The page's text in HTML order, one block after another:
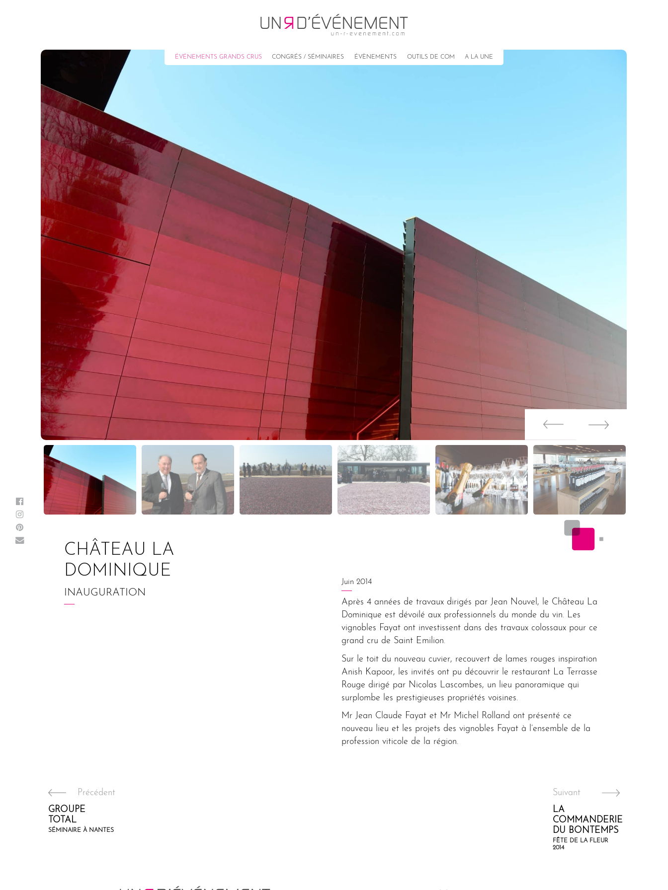
ÉVÉNEMENTS GRANDS CRUS CONGRÉS / SÉMINAIRES ÉVÈNEMENTS OUTILS DE COM A LA UNE
CHÂTEAU LA
DOMINIQUE
INAUGURATION
Juin 2014
Après 4 années de travaux dirigés par Jean Nouvel, le Château La
Dominique est dévoilé aux professionnels du monde du vin. Les
vignobles Fayat ont investissent dans des travaux colossaux pour ce
grand cru de Saint Emilion.
Sur le toit du nouveau cuvier, recouvert de lames rouges inspiration
Anish Kapoor, les invités ont pu découvrir le restaurant La Terrasse
Rouge dirigé par Nicolas Lascombes, un lieu panoramique qui
surplombe les prestigieuses propriétés voisines.
Mr Jean Claude Fayat et Mr Michel Rolland ont présenté ce
nouveau lieu et les projets des vignobles Fayat à l’ensemble de la
profession viticole de la région.
Précédent
GROUPE
TOTAL
SÉMINAIRE À NANTES
Suivant
LA
COMMANDERIE
DU BONTEMPS
FÊTE DE LA FLEUR
2014